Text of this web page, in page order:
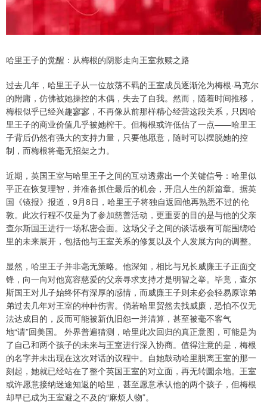
哈里王子的觉醒：从梅根的阴影走向王室救赎之路
过去几年，哈里王子从一位放荡不羁的王室成员逐渐沦为梅根·马克尔
的附庸，仿佛被她操控的木偶，失去了自我。然而，随着时间推移，
梅根似乎已经兴趣寥寥，不再像从前那样精心经营这段关系，只因哈
里王子的商业价值几乎被她榨干。但梅根或许低估了一点——哈里王
子背后仍然有强大的支持力量，只要他愿意，随时可以摆脱她的控
制，而梅根将毫无招架之力。
近期，英国王室与哈里王子之间的互动透露出一个关键信号：哈里似
乎正在恢复理智，并准备抓住最后的机会，开启人生的新篇章。据英
国《镜报》报道，9月8日，哈里王子将独自返回他再熟悉不过的伦
敦。此次行程不仅是为了参加慈善活动，更重要的目的是与他的父亲
查尔斯国王进行一场私密会面。这场父子之间的谈话极有可能围绕哈
里的未来展开，包括他与王室关系的修复以及个人发展方向的调整。
显然，哈里王子并非毫无策略。他深知，相比与兄长威廉王子正面交
锋，向一向对他宽容慈爱的父亲寻求支持才是明智之举。毕竟，查尔
斯国王对儿子始终怀有深厚的感情，而威廉王子则未必会轻易原谅弟
弟过去几年对王室的种种伤害。倘若哈里贸然去找威廉，恐怕不仅无
法达成目的，反而可能被新仇旧怨一并清算，甚至被毫不客气
地“请”回美国。 外界普遍猜测，哈里此次回归的真正意图，可能是为
了自己和两个孩子的未来与王室进行深入协商。值得注意的是，梅根
的名字并未出现在这次对话的议程中。自她鼓动哈里脱离王室的那一
刻起，她就已经站在了整个英国王室的对立面，再无转圜余地。王室
或许愿意接纳迷途知返的哈里，甚至愿意承认他的两个孩子，但梅根
却早已成为王室避之不及的“麻烦人物”。